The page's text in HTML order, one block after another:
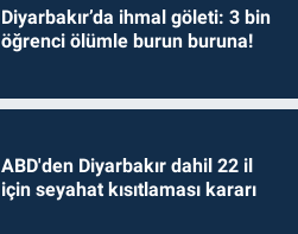
Diyarbakır’da ihmal göleti: 3 bin
öğrenci ölümle burun buruna!
ABD'den Diyarbakır dahil 22 il
için seyahat kısıtlaması kararı